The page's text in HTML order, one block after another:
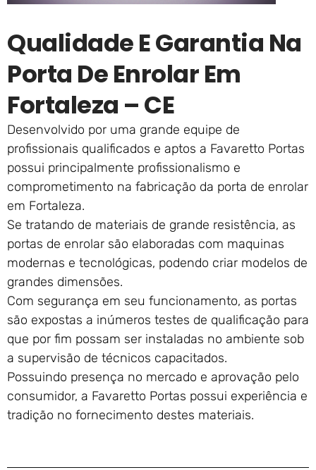
Qualidade E Garantia Na
Porta De Enrolar Em
Fortaleza – CE
Desenvolvido por uma grande equipe de
profissionais qualificados e aptos a Favaretto Portas
possui principalmente profissionalismo e
comprometimento na fabricação da porta de enrolar
em Fortaleza.
Se tratando de materiais de grande resistência, as
portas de enrolar são elaboradas com maquinas
modernas e tecnológicas, podendo criar modelos de
grandes dimensões.
Com segurança em seu funcionamento, as portas
são expostas a inúmeros testes de qualificação para
que por fim possam ser instaladas no ambiente sob
a supervisão de técnicos capacitados.
Possuindo presença no mercado e aprovação pelo
consumidor, a Favaretto Portas possui experiência e
tradição no fornecimento destes materiais.